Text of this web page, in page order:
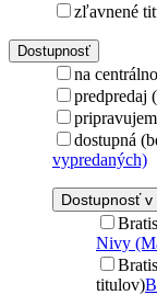
zľavnené
Dostupnosť
na
predpredaj
dostupná
vypredaných)
Dostupnosť
Nivy
titulov)